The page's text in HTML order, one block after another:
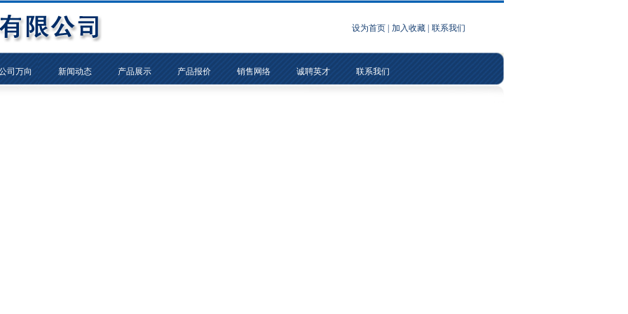
设为首页 加入收藏 联系我们
司万向 新闻动态 产品展示 产品报价 销售网络 诚聘英才 联系我们